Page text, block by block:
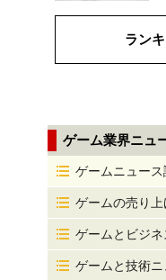
ラン
ゲーム業界ニュ
ゲームニュース
ゲームの売り上
ゲームとビジネ
ゲームと技術ニ